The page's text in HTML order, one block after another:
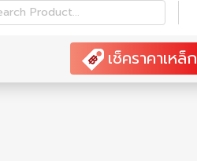
Product...
เช็คราคาเหล็ก